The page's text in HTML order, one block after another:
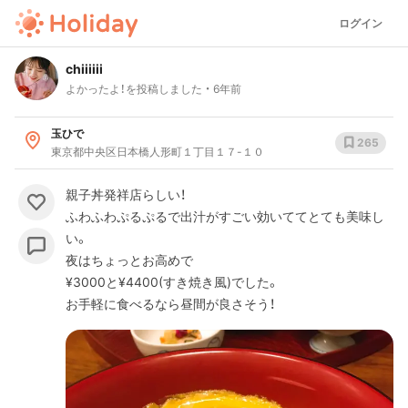
ログイン
chiiiiii
よかったよ！を投稿しました 6年前
玉ひで
東京都中央区日本橋人形町１丁目１７-１０
265
親子丼発祥店らしい！
ふわふわぷるぷるで出汁がすごい効いててとても美味し
い。
夜はちょっとお高めで
¥3000と¥4400(すき焼き風)でした。
お手軽に食べるなら昼間が良さそう！